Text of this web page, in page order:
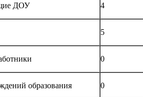
ДОУ 4
5
0
образования 0